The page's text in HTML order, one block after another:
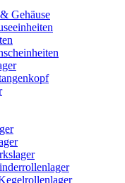
Gehäuse